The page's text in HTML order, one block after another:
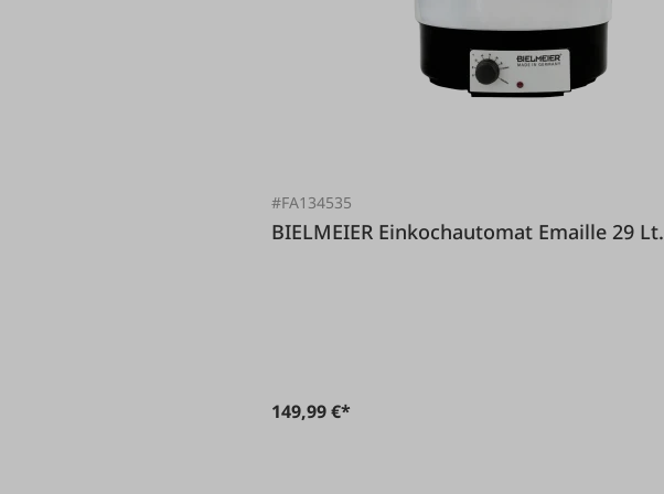
#FA134535
BIELMEIER Einkochautomat Emaille 29 Lt.
149,99 €*